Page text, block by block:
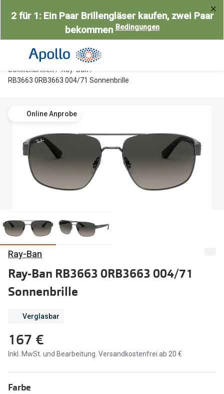
zum2 für 1: Ein Paar Brillengläser kaufen, zwei Paar
bekommen Bedingungen
Alle Brillen
Damen
Herren
Gleitsicht
AI Glasses
Selbsttönende Brillen
Lesebrillen
Brillen Sale
Marken
Ray-Ban
DbyD
Prada
Seen
Miu Miu
alle Marken
Ratgeber
Gleitsicht
Mit
Ray-Ban
Sonnenbrillen
Ray-Ban
RB3663 0RB3663 004/71 Sonnenbrille
Online Anprobe
Ray-Ban
Ray-Ban RB3663 0RB3663 004/71
Sonnenbrille
Verglasbar
167 €
Inkl. MwSt. und Bearbeitung. Versandkostenfrei ab 20 €
Farbe